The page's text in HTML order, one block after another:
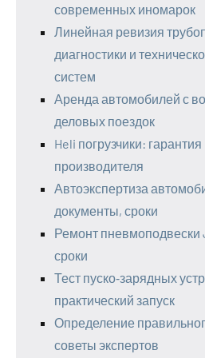
современных иномарок
Линейная ревизия
диагностики и
систем
Аренда автомобилей с
деловых поездок
Heli погрузчики: гарантия
производителя
Автоэкспертиза
документы, сроки
Ремонт пневмоподвески
сроки
Тест пуско‑зарядных
практический запуск
Определение
советы экспертов